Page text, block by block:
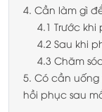
4. Cần làm gì
4.1 Trước
4.2 Sau khi
4.3 Chăm
5. Có cần
hồi phục sau